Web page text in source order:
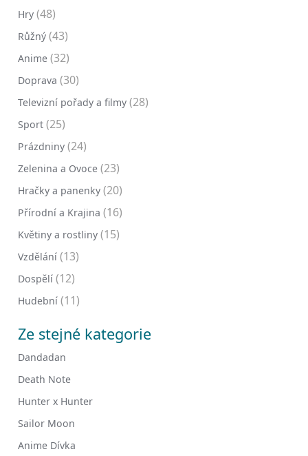
Hry (48)
Růžný (43)
Anime (32)
Doprava (30)
Televizní pořady a filmy (28)
Sport (25)
Prázdniny (24)
Zelenina a Ovoce (23)
Hračky a panenky (20)
Přírodní a Krajina (16)
Květiny a rostliny (15)
Vzdělání (13)
Dospělí (12)
Hudební (11)
Ze stejné kategorie
Dandadan
Death Note
Hunter x Hunter
Sailor Moon
Anime Dívka